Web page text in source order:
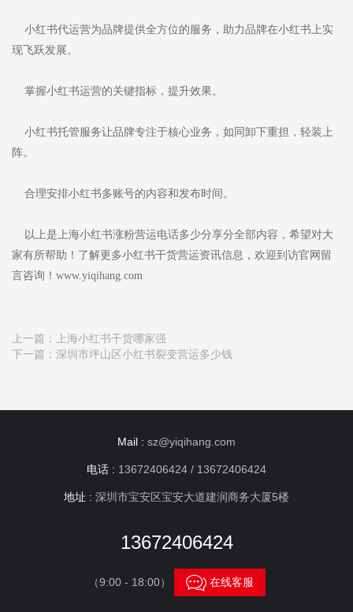
小红书代运营为品牌提供全方位的服务，助力品牌在小红书上实
现飞跃发展。
掌握小红书运营的关键指标，提升效果。
小红书托管服务让品牌专注于核心业务，如同卸下重担，轻装上
阵。
合理安排小红书多账号的内容和发布时间。
以上是上海小红书涨粉营运电话多少分享分全部内容，希望对大
家有所帮助！了解更多小红书干货营运资讯信息，欢迎到访官网留
言咨询！www.yiqihang.com
上一篇：
上海小红书干货哪家强
下一篇： 深圳市坪山区小红书裂变营运多少钱
Mail : sz@yiqihang.com
电话 : 13672406424 / 13672406424
地址 : 深圳市宝安区宝安大道建润商务大厦5楼
13672406424
（9:00 - 18:00） 在线客服